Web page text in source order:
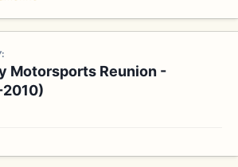
Motorsports Reunion -